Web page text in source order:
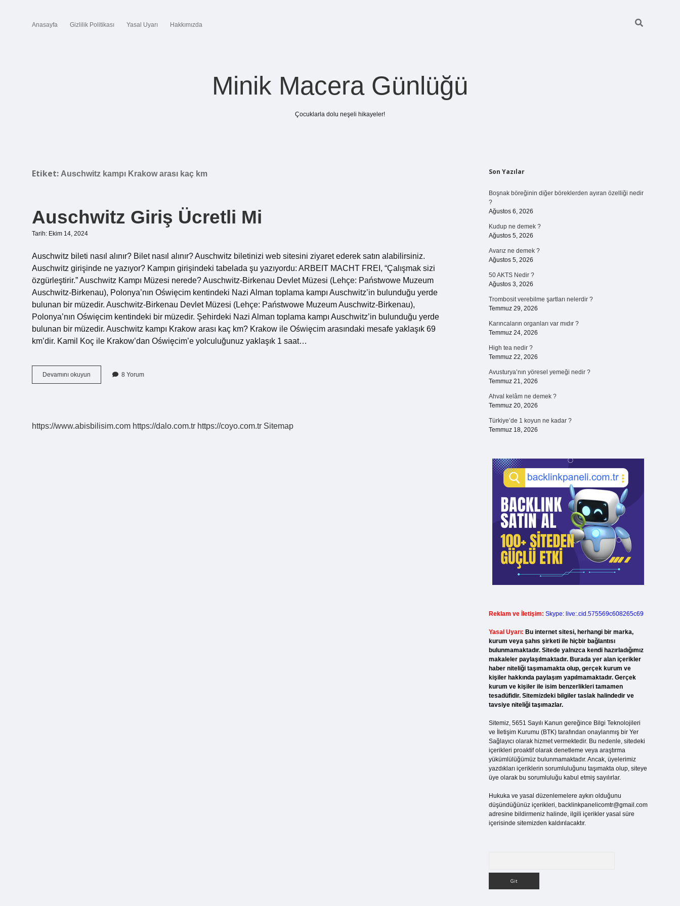
Anasayfa Gizlilik Politikası Yasal Uyarı Hakkımızda
Minik Macera Günlüğü
Çocuklarla dolu neşeli hikayeler!
Etiket: Auschwitz kampı Krakow arası kaç km
Auschwitz Giriş Ücretli Mi
Tarih: Ekim 14, 2024
Auschwitz bileti nasıl alınır? Bilet nasıl alınır? Auschwitz biletinizi web sitesini ziyaret ederek satın alabilirsiniz.
Auschwitz girişinde ne yazıyor? Kampın girişindeki tabelada şu yazıyordu: ARBEIT MACHT FREI, “Çalışmak sizi
özgürleştirir.” Auschwitz Kampı Müzesi nerede? Auschwitz-Birkenau Devlet Müzesi (Lehçe: Państwowe Muzeum
Auschwitz-Birkenau), Polonya’nın Oświęcim kentindeki Nazi Alman toplama kampı Auschwitz’in bulunduğu yerde
bulunan bir müzedir. Auschwitz-Birkenau Devlet Müzesi (Lehçe: Państwowe Muzeum Auschwitz-Birkenau),
Polonya’nın Oświęcim kentindeki bir müzedir. Şehirdeki Nazi Alman toplama kampı Auschwitz’in bulunduğu yerde
bulunan bir müzedir. Auschwitz kampı Krakow arası kaç km? Krakow ile Oświęcim arasındaki mesafe yaklaşık 69
km’dir. Kamil Koç ile Krakow’dan Oświęcim’e yolculuğunuz yaklaşık 1 saat…
Devamını okuyun Auschwitz
Giriş
8 Yorum
https://www.abisbilisim.com https://dalo.com.tr https://coyo.com.tr Sitemap
Sidebar
Son Yazılar
Boşnak böreğinin diğer böreklerden ayıran özelliği nedir
?
Ağustos 6, 2026
Kudup ne demek ?
Ağustos 5, 2026
Avarız ne demek ?
Ağustos 5, 2026
50 AKTS Nedir ?
Ağustos 3, 2026
Trombosit verebilme şartları nelerdir ?
Temmuz 29, 2026
Karıncaların organları var mıdır ?
Temmuz 24, 2026
High tea nedir ?
Temmuz 22, 2026
Avusturya’nın yöresel yemeği nedir ?
Temmuz 21, 2026
Ahval kelâm ne demek ?
Temmuz 20, 2026
Türkiye’de 1 koyun ne kadar ?
Temmuz 18, 2026
Reklam ve İletişim: Skype: live:.cid.575569c608265c69
Yasal Uyarı: Bu internet sitesi, herhangi bir marka,
kurum veya şahıs şirketi ile hiçbir bağlantısı
bulunmamaktadır. Sitede yalnızca kendi hazırladığımız
makaleler paylaşılmaktadır. Burada yer alan içerikler
haber niteliği taşımamakta olup, gerçek kurum ve
kişiler hakkında paylaşım yapılmamaktadır. Gerçek
kurum ve kişiler ile isim benzerlikleri tamamen
tesadüfidir. Sitemizdeki bilgiler taslak halindedir ve
tavsiye niteliği taşımazlar.
Sitemiz, 5651 Sayılı Kanun gereğince Bilgi Teknolojileri
ve İletişim Kurumu (BTK) tarafından onaylanmış bir Yer
Sağlayıcı olarak hizmet vermektedir. Bu nedenle, sitedeki
içerikleri proaktif olarak denetleme veya araştırma
yükümlülüğümüz bulunmamaktadır. Ancak, üyelerimiz
yazdıkları içeriklerin sorumluluğunu taşımakta olup, siteye
üye olarak bu sorumluluğu kabul etmiş sayılırlar.
Hukuka ve yasal düzenlemelere aykırı olduğunu
düşündüğünüz içerikleri, backlinkpanelicomtr@gmail.com
adresine bildirmeniz halinde, ilgili içerikler yasal süre
içerisinde sitemizden kaldırılacaktır.